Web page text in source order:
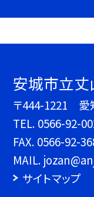
安城市立
〒444-1221 愛
TEL. 0566-92-
FAX. 0566-92-
MAIL.
サイトマップ